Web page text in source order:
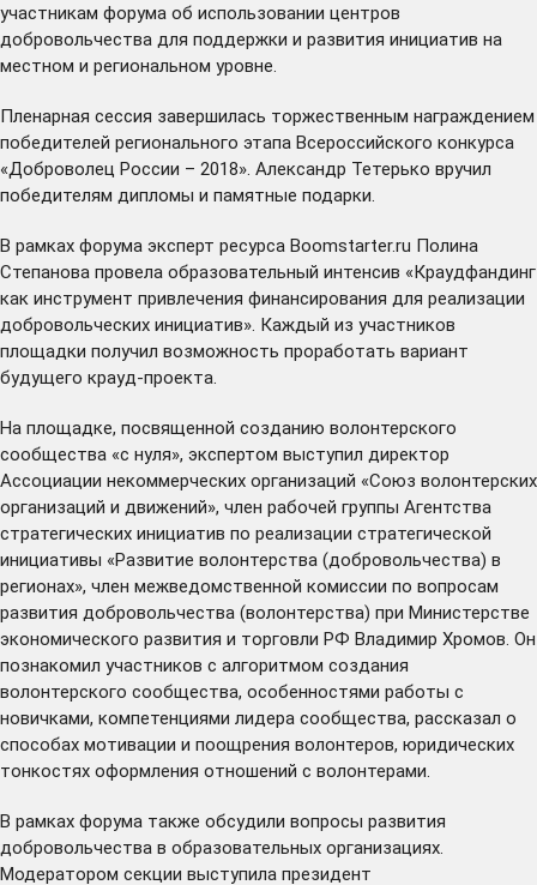
участникам форума об использовании центров
добровольчества для поддержки и развития инициатив на
местном и региональном уровне.
Пленарная сессия завершилась торжественным награждением
победителей регионального этапа Всероссийского конкурса
«Доброволец России – 2018». Александр Тетерько вручил
победителям дипломы и памятные подарки.
В рамках форума эксперт ресурса Boomstarter.ru Полина
Степанова провела образовательный интенсив «Краудфандинг
как инструмент привлечения финансирования для реализации
добровольческих инициатив». Каждый из участников
площадки получил возможность проработать вариант
будущего крауд-проекта.
На площадке, посвященной созданию волонтерского
сообщества «с нуля», экспертом выступил директор
Ассоциации некоммерческих организаций «Союз волонтерских
организаций и движений», член рабочей группы Агентства
стратегических инициатив по реализации стратегической
инициативы «Развитие волонтерства (добровольчества) в
регионах», член межведомственной комиссии по вопросам
развития добровольчества (волонтерства) при Министерстве
экономического развития и торговли РФ Владимир Хромов. Он
познакомил участников с алгоритмом создания
волонтерского сообщества, особенностями работы с
новичками, компетенциями лидера сообщества, рассказал о
способах мотивации и поощрения волонтеров, юридических
тонкостях оформления отношений с волонтерами.
В рамках форума также обсудили вопросы развития
добровольчества в образовательных организациях.
Модератором секции выступила президент